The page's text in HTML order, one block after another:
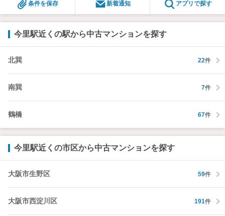
がございます
お気軽にお問合せください！
条件を保存 新着通知 アプリで探す
今里駅近くの駅から中古マンションを探す
北巽 22件
南巽 7件
鶴橋 67件
今里駅近くの市区から中古マンションを探す
大阪市生野区 59件
大阪市西淀川区 191件